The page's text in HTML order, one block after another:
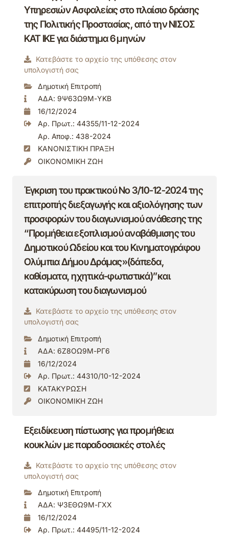
Υπηρεσιών Ασφαλείας στο πλαίσιο δράσης
της Πολιτικής Προστασίας, από την ΝΙΣΟΣ
ΚΑΤ ΙΚΕ για διάστημα 6 μηνών
Κατεβάστε το αρχείο της υπόθεσης στον
υπολογιστή σας
Δημοτική Επιτροπή
ΑΔΑ: 9Ψ63Ω9Μ-ΥΚΒ
16/12/2024
Αρ. Πρωτ.: 44355/11-12-2024
Αρ. Αποφ.: 438-2024
ΚΑΝΟΝΙΣΤΙΚΗ ΠΡΑΞΗ
ΟΙΚΟΝΟΜΙΚΗ ΖΩΗ
Έγκριση του πρακτικού Νο 3/10-12-2024 της
επιτροπής διεξαγωγής και αξιολόγησης των
προσφορών του διαγωνισμού ανάθεσης της
“Προμήθεια εξοπλισμού αναβάθμισης του
Δημοτικού Ωδείου και του Κινηματογράφου
Ολύμπια Δήμου Δράμας»(δάπεδα,
καθίσματα, ηχητικά-φωτιστικά)”και
κατακύρωση του διαγωνισμού
Κατεβάστε το αρχείο της υπόθεσης στον
υπολογιστή σας
Δημοτική Επιτροπή
ΑΔΑ: 6Ζ8ΟΩ9Μ-ΡΓ6
16/12/2024
Αρ. Πρωτ.: 44310/10-12-2024
ΚΑΤΑΚΥΡΩΣΗ
ΟΙΚΟΝΟΜΙΚΗ ΖΩΗ
Εξειδίκευση πίστωσης για προμήθεια
κουκλών με παραδοσιακές στολές
Κατεβάστε το αρχείο της υπόθεσης στον
υπολογιστή σας
Δημοτική Επιτροπή
ΑΔΑ: Ψ3ΕΘΩ9Μ-ΓΧΧ
16/12/2024
Αρ. Πρωτ.: 44495/11-12-2024